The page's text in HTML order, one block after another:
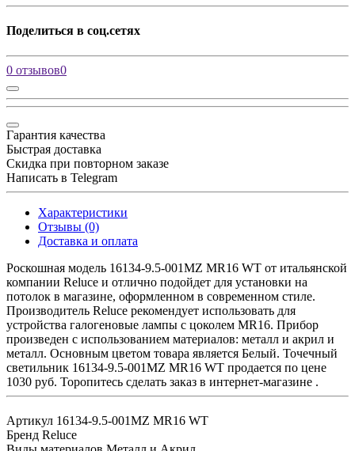
Поделиться в соц.сетях
0 отзывов0
Гарантия качества
Быстрая доставка
Скидка при повторном заказе
Написать в Telegram
Характеристики
Отзывы (0)
Доставка и оплата
Роскошная модель 16134-9.5-001MZ MR16 WT от итальянской
компании Reluce и отлично подойдет для установки на
потолок в магазине, оформленном в современном стиле.
Производитель Reluce рекомендует использовать для
устройства галогеновые лампы с цоколем MR16. Прибор
произведен с использованием материалов: металл и акрил и
металл. Основным цветом товара является Белый. Точечный
светильник 16134-9.5-001MZ MR16 WT продается по цене
1030 руб. Торопитесь сделать заказ в интернет-магазине .
Артикул 16134-9.5-001MZ MR16 WT
Бренд Reluce